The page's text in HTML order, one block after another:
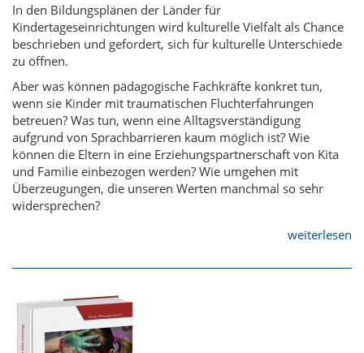
In den Bildungsplänen der Länder für
Kindertageseinrichtungen wird kulturelle Vielfalt als Chance
beschrieben und gefordert, sich für kulturelle Unterschiede
zu öffnen.
Aber was können pädagogische Fachkräfte konkret tun,
wenn sie Kinder mit traumatischen Fluchterfahrungen
betreuen? Was tun, wenn eine Alltagsverständigung
aufgrund von Sprachbarrieren kaum möglich ist? Wie
können die Eltern in eine Erziehungspartnerschaft von Kita
und Familie einbezogen werden? Wie umgehen mit
Überzeugungen, die unseren Werten manchmal so sehr
widersprechen?
weiterlesen